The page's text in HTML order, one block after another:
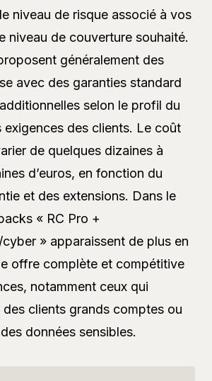
niveau de risque associé à vos
niveau de couverture souhaité.
généralement des
avec des garanties standard
selon le profil du
exigences des clients. Le coût
de quelques dizaines à
d’euros, en fonction du
et des extensions. Dans le
« RC Pro +
» apparaissent de plus en
offre complète et compétitive
notamment ceux qui
clients grands comptes ou
données sensibles.